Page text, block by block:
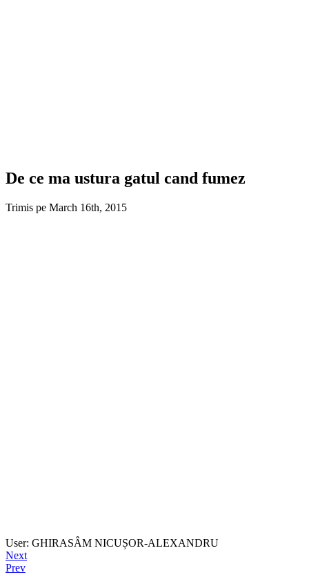
De ce ma ustura gatul cand fumez
Trimis pe March 16th, 2015
User: GHIRASÂM NICUȘOR-ALEXANDRU
Next
Prev